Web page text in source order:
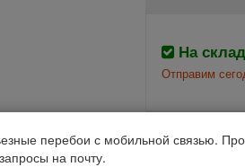
На
Отправим
перебои с мобильной связью.
на почту.